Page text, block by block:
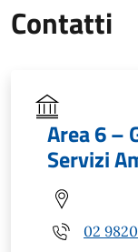
Contatti
Area 6 –
Servizi
02